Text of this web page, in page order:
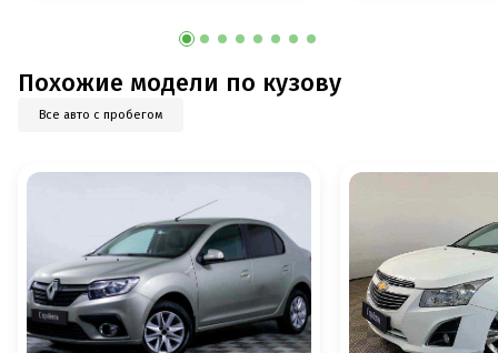
Похожие модели по кузову
Все авто с пробегом